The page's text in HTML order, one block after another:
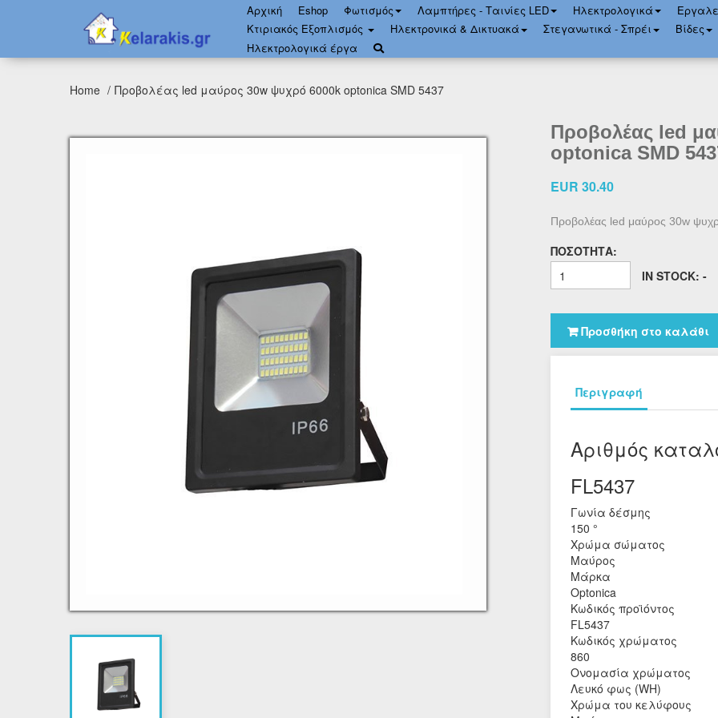
Αρχική Eshop Φωτισμός Λαμπτήρες - Ταινίες LED Ηλεκτρολογικά
Κτιριακός Εξοπλισμός
Ηλεκτρονικά & Δικτυακά Στεγανωτικά - Σπρέι
Bίδες
Ηλεκτρολογικά έργα
Home Προβολέας led μαύρος 30w ψυχρό 6000k optonica SMD 5437
Προβολέας led
optonica SMD
EUR 30.40
Προβολέας led μαύρος 30w
ΠΟΣΌΤΗΤΑ:
IN STOCK: -
Προσθήκη στο καλάθι
Περιγραφή
Αριθμός
FL5437
Γωνία δέσμης
150 °
Χρώμα σώματος
Μαύρος
Μάρκα
Optonica
Κωδικός προϊόντος
FL5437
Κωδικός χρώματος
860
Ονομασία χρώματος
Λευκό φως (WH)
Χρώμα του κελύφους